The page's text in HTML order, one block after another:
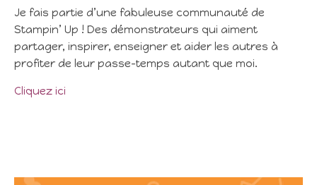
Je fais partie d’une fabuleuse communauté de
Stampin’ Up ! Des démonstrateurs qui aiment
partager, inspirer, enseigner et aider les autres à
profiter de leur passe-temps autant que moi.
Cliquez ici